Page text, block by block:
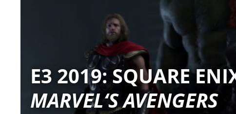
E3 2019: SQUARE
MARVEL‘S AVENGERS